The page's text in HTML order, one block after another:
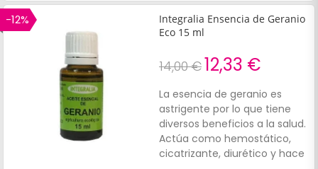
conectar con nuestro estado
interior en función del aroma
-12%
Integralia Ensencia de Geranio
Eco 15 ml
14,00 €12,33 €
La esencia de geranio es
astrigente por lo que tiene
diversos beneficios a la salud.
Actúa como hemostático,
cicatrizante, diurético y hace